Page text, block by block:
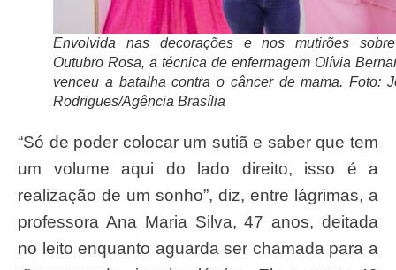
Envolvida nas decorações e nos mutirões
Outubro Rosa, a técnica de enfermagem Olívia
venceu a batalha contra o câncer de mama. Foto:
Rodrigues/Agência Brasília
“Só de poder colocar um sutiã e saber que tem
um volume aqui do lado direito, isso é a
realização de um sonho”, diz, entre lágrimas, a
professora Ana Maria Silva, 47 anos, deitada
no leito enquanto aguarda ser chamada para a